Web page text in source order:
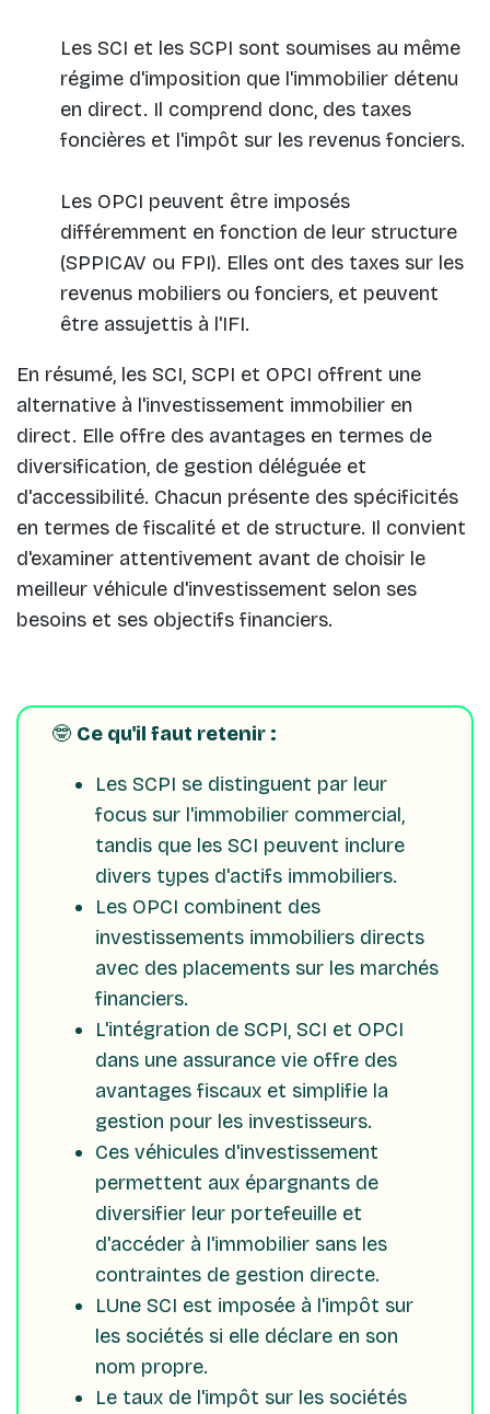
Les SCI et les SCPI sont soumises au même
régime d'imposition que l'immobilier détenu
en direct. Il comprend donc, des taxes
foncières et l'impôt sur les revenus fonciers.
Les OPCI peuvent être imposés
différemment en fonction de leur structure
(SPPICAV ou FPI). Elles ont des taxes sur les
revenus mobiliers ou fonciers, et peuvent
être assujettis à l'IFI.
En résumé, les SCI, SCPI et OPCI offrent une
alternative à l'investissement immobilier en
direct. Elle offre des avantages en termes de
diversification, de gestion déléguée et
d'accessibilité. Chacun présente des spécificités
en termes de fiscalité et de structure. Il convient
d'examiner attentivement avant de choisir le
meilleur véhicule d'investissement selon ses
besoins et ses objectifs financiers.
🤓 Ce qu'il faut retenir :
Les SCPI se distinguent par leur
focus sur l'immobilier commercial,
tandis que les SCI peuvent inclure
divers types d'actifs immobiliers.
Les OPCI combinent des
investissements immobiliers directs
avec des placements sur les marchés
financiers.
L'intégration de SCPI, SCI et OPCI
dans une assurance vie offre des
avantages fiscaux et simplifie la
gestion pour les investisseurs.
Ces véhicules d'investissement
permettent aux épargnants de
diversifier leur portefeuille et
d'accéder à l'immobilier sans les
contraintes de gestion directe.
LUne SCI est imposée à l'impôt sur
les sociétés si elle déclare en son
nom propre.
Le taux de l'impôt sur les sociétés